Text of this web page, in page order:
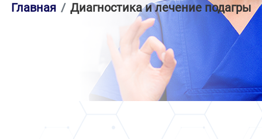
Главная Диагностика и лечение подагры